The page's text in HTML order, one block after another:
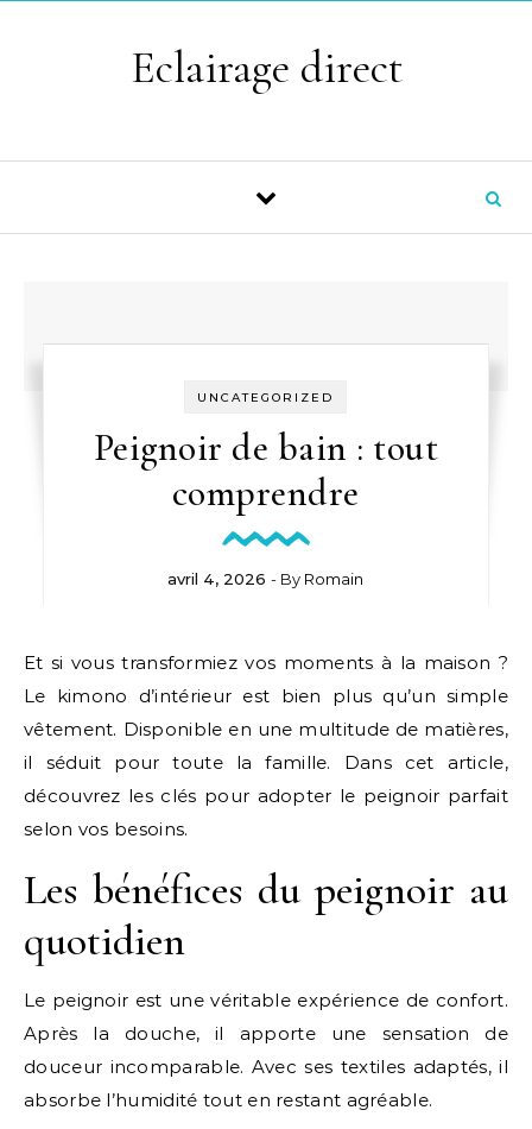
Eclairage direct
UNCATEGORIZED
Peignoir de bain : tout
comprendre
avril 4, 2026 - By Romain
Et si vous transformiez vos moments à la maison ?
Le kimono d’intérieur est bien plus qu’un simple
vêtement. Disponible en une multitude de matières,
il séduit pour toute la famille. Dans cet article,
découvrez les clés pour adopter le peignoir parfait
selon vos besoins.
Les bénéfices du peignoir au
quotidien
Le peignoir est une véritable expérience de confort.
Après la douche, il apporte une sensation de
douceur incomparable. Avec ses textiles adaptés, il
absorbe l’humidité tout en restant agréable.